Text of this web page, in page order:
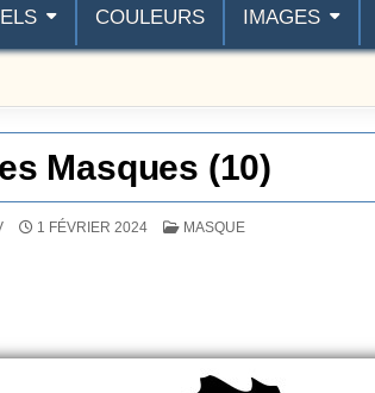
COULEURS IMAGES
Masques (10)
1 FÉVRIER 2024 POSTÉ DANS
MASQUE